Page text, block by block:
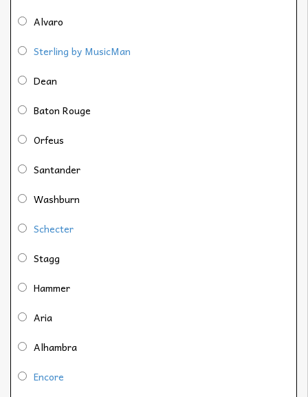
Alvaro
Sterling by MusicMan
Dean
Baton Rouge
Orfeus
Santander
Washburn
Schecter
Stagg
Hammer
Aria
Alhambra
Encore